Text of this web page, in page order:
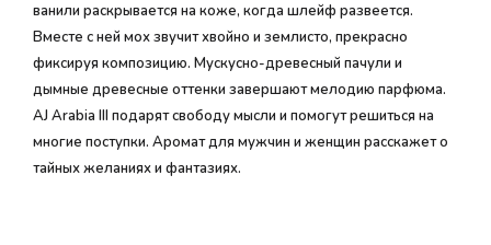
ванили раскрывается на коже, когда шлейф развеется.
Вместе с ней мох звучит хвойно и землисто, прекрасно
фиксируя композицию. Мускусно-древесный пачули и
дымные древесные оттенки завершают мелодию парфюма.
AJ Arabia III подарят свободу мысли и помогут решиться на
многие поступки. Аромат для мужчин и женщин расскажет о
тайных желаниях и фантазиях.